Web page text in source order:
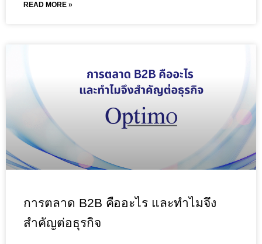
READ MORE »
การตลาด B2B คืออะไร และทำไมจึง
สำคัญต่อธุรกิจ